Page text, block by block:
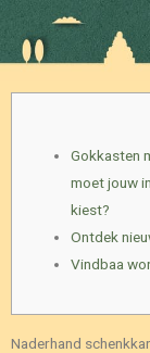
Gokkasten
moet jouw
kiest?
Ontdek
Vindbaa
Naderhand